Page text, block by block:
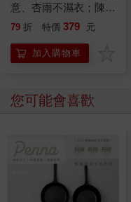
意、杏雨不濕衣；陳亮
恭談以心轉境的適齡漫
79 折 特價 379 元
加入購物車
您可能會喜歡